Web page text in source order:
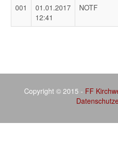
001
01.01.2017
12:41
NOTF
Copyright © 2015 - FF